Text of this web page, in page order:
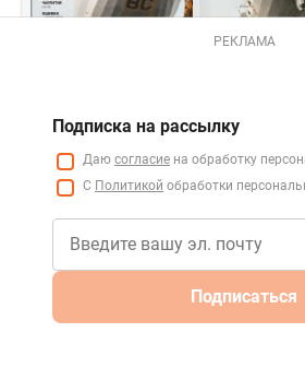
РЕКЛАМА
Подписка на рассылку
Даю согласие на обработку
С Политикой обработки
Подписаться